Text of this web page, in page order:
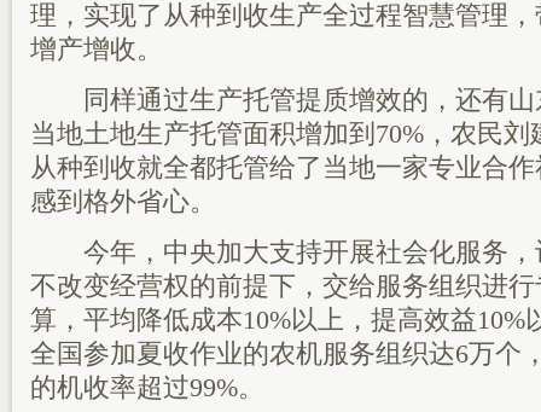
理，实现了从种到收生产全过程智慧管理
增产增收。
同样通过生产托管提质增效的，还有山
当地土地生产托管面积增加到70%，农民
从种到收就全都托管给了当地一家专业合
感到格外省心。
今年，中央加大支持开展社会化服务，
不改变经营权的前提下，交给服务组织进
算，平均降低成本10%以上，提高效益10%
全国参加夏收作业的农机服务组织达6万个
的机收率超过99%。